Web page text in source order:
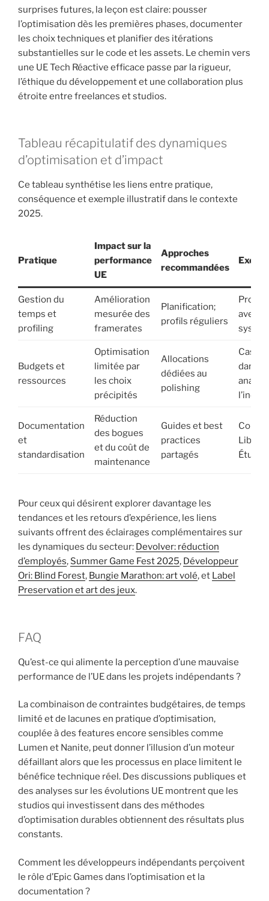
surprises futures, la leçon est claire: pousser
l’optimisation dès les premières phases, documenter
les choix techniques et planifier des itérations
substantielles sur le code et les assets. Le chemin vers
une UE Tech Réactive efficace passe par la rigueur,
l’éthique du développement et une collaboration plus
étroite entre freelances et studios.
Tableau récapitulatif des dynamiques
d’optimisation et d’impact
Ce tableau synthétise les liens entre pratique,
conséquence et exemple illustratif dans le contexte
2025.
Pratique
Impact sur la
performance
UE
Approches
recommandées
Gestion du
temps et
profiling
Amélioration
mesurée des
framerates
Planification;
profils réguliers
avec
Budgets et
ressources
Optimisation
limitée par
les choix
précipités
Allocations
dédiées au
polishing
Cas
dans
Documentation
et
standardisation
Réduction
des bogues
et du coût de
maintenance
Guides et best
practices
partagés
Libre
Pour ceux qui désirent explorer davantage les
tendances et les retours d’expérience, les liens
suivants offrent des éclairages complémentaires sur
les dynamiques du secteur: Devolver: réduction
d’employés, Summer Game Fest 2025, Développeur
Ori: Blind Forest, Bungie Marathon: art volé, et Label
Preservation et art des jeux.
FAQ
Qu’est-ce qui alimente la perception d’une mauvaise
performance de l’UE dans les projets indépendants ?
La combinaison de contraintes budgétaires, de temps
limité et de lacunes en pratique d’optimisation,
couplée à des features encore sensibles comme
Lumen et Nanite, peut donner l’illusion d’un moteur
défaillant alors que les processus en place limitent le
bénéfice technique réel. Des discussions publiques et
des analyses sur les évolutions UE montrent que les
studios qui investissent dans des méthodes
d’optimisation durables obtiennent des résultats plus
constants.
Comment les développeurs indépendants perçoivent
le rôle d’Epic Games dans l’optimisation et la
documentation ?